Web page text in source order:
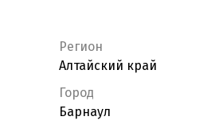
Регион
Алтайский край
Город
Барнаул